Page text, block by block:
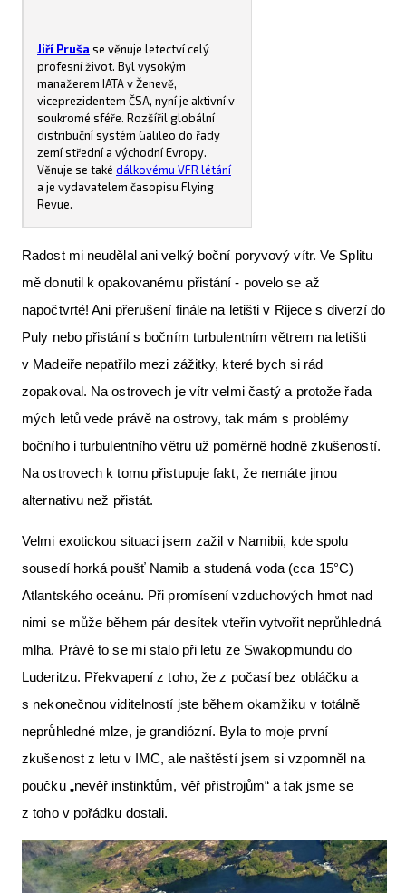
Jiří Pruša se věnuje letectví celý
profesní život. Byl vysokým
manažerem IATA v Ženevě,
viceprezidentem ČSA, nyní je aktivní v
soukromé sféře. Rozšířil globální
distribuční systém Galileo do řady
zemí střední a východní Evropy.
Věnuje se také dálkovému VFR létání
a je vydavatelem časopisu Flying
Revue.
Radost mi neudělal ani velký boční poryvový vítr. Ve Splitu
mě donutil k opakovanému přistání - povelo se až
napočtvrté! Ani přerušení finále na letišti v Rijece s diverzí do
Puly nebo přistání s bočním turbulentním větrem na letišti
v Madeiře nepatřilo mezi zážitky, které bych si rád
zopakoval. Na ostrovech je vítr velmi častý a protože řada
mých letů vede právě na ostrovy, tak mám s problémy
bočního i turbulentního větru už poměrně hodně zkušeností.
Na ostrovech k tomu přistupuje fakt, že nemáte jinou
alternativu než přistát.
Velmi exotickou situaci jsem zažil v Namibii, kde spolu
sousedí horká poušť Namib a studená voda (cca 15°C)
Atlantského oceánu. Při promísení vzduchových hmot nad
nimi se může během pár desítek vteřin vytvořit neprůhledná
mlha. Právě to se mi stalo při letu ze Swakopmundu do
Luderitzu. Překvapení z toho, že z počasí bez obláčku a
s nekonečnou viditelností jste během okamžiku v totálně
neprůhledné mlze, je grandiózní. Byla to moje první
zkušenost z letu v IMC, ale naštěstí jsem si vzpomněl na
poučku „nevěř instinktům, věř přístrojům“ a tak jsme se
z toho v pořádku dostali.